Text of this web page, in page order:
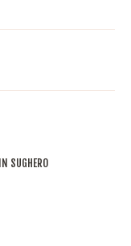
SUGHERO